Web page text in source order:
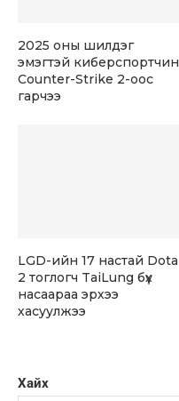
Хайх
2025 оны шилдэг
эмэгтэй киберспортчин
Counter-Strike 2-оос
гарчээ
LGD-ийн 17 настай Dota
2 тоглогч TaiLung бүх
насаараа эрхээ
хасуулжээ